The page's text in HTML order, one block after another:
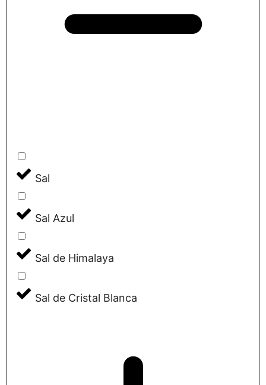
Sal
Sal Azul
Sal de Himalaya
Sal de Cristal Blanca